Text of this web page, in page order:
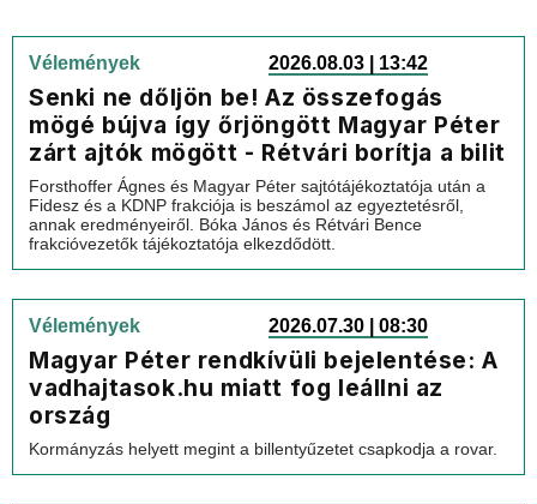
Vélemények 2026.08.03 | 13:42
Senki ne dőljön be! Az összefogás
mögé bújva így őrjöngött Magyar Péter
zárt ajtók mögött - Rétvári borítja a bilit
Forsthoffer Ágnes és Magyar Péter sajtótájékoztatója után a
Fidesz és a KDNP frakciója is beszámol az egyeztetésről,
annak eredményeiről. Bóka János és Rétvári Bence
frakcióvezetők tájékoztatója elkezdődött.
Vélemények 2026.07.30 | 08:30
Magyar Péter rendkívüli bejelentése: A
vadhajtasok.hu miatt fog leállni az
ország
Kormányzás helyett megint a billentyűzetet csapkodja a rovar.